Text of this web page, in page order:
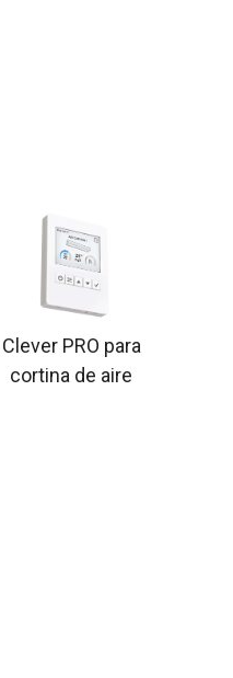
Clever PRO para
cortina de aire